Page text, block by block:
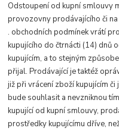
Odstoupení od kupní smlouvy
provozovny prodávajícího či
. obchodních podmínek vrátí
kupujícího do čtrnácti (14) dnů
kupujícím, a to stejným
přijal. Prodávající je taktéž
již při vrácení zboží kupujícím
bude souhlasit a nevzniknou
kupující od kupní smlouvy,
prostředky kupujícímu dříve,